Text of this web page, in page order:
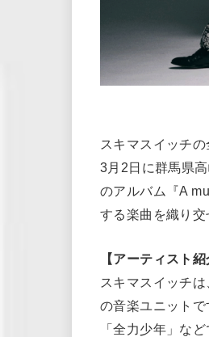
スキマスイッチ
3月2日に群馬県
のアルバム『A
する楽曲を織り交
【アーティスト紹
スキマスイッチ
の音楽ユニット
「全力少年」な